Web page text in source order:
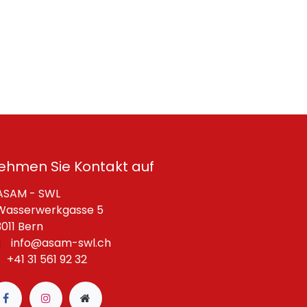
Sie Kontakt auf
- SWL
5
Bern
info@asam-swl.ch
+41 31 561 92 32